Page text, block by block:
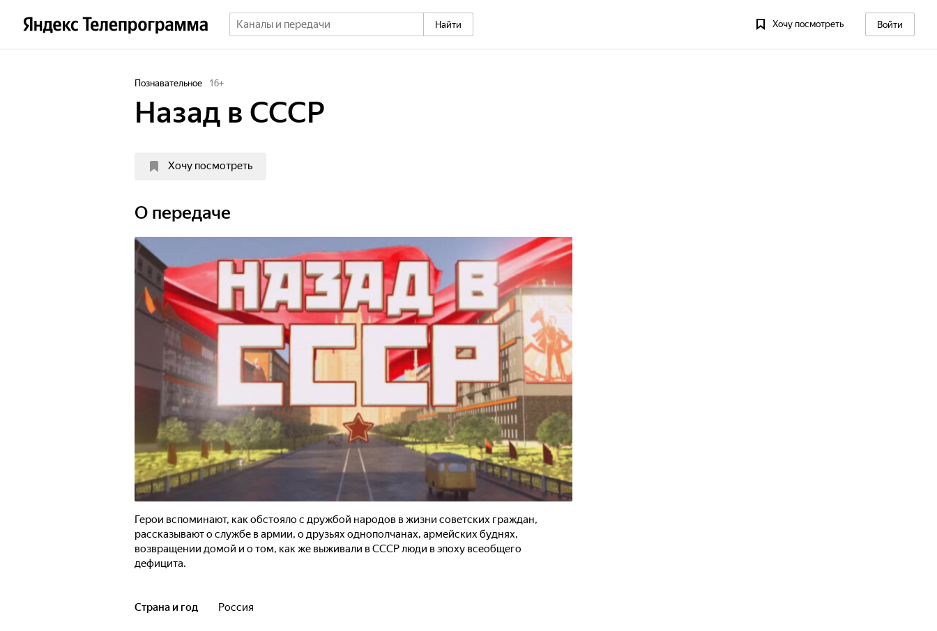
Найти Хочу посмотреть Войти
Познавательное 16+
Назад в СССР
Хочу посмотреть
О передаче
Герои вспоминают, как обстояло с дружбой народов в жизни советских граждан,
рассказывают о службе в армии, о друзьях однополчанах, армейских буднях,
возвращении домой и о том, как же выживали в СССР люди в эпоху всеобщего
дефицита.
Страна и год Россия